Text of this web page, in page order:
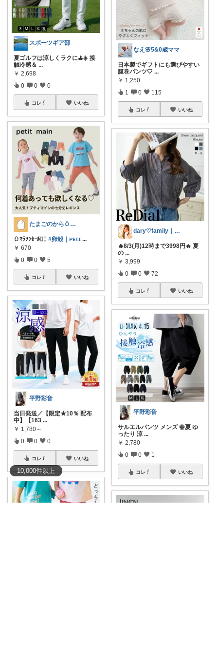
10,000件以上
スポーツギア部
夏ゴルフは涼しくラクに⛳️☀️ 接
触冷感＆ ...
￥ 2,698
0 0 0
コレ いいね
たまごのから🥚ラクに暮らす┊︎育児
🥚ﾏﾗｿﾝｾｰﾙ❤️‍🔥 #卵殻｜ᴘᴇᴛɪ ...
￥ 670
0 0 5
コレ いいね
平野彩音
当日発送／【限定★10％ 配布
中】【163 ...
￥ 1,780～
0 0 0
コレ いいね
なえ🌸5&0歳ママ
日本製でギフトにも選びやすい
腹巻パンツ🤍 ...
￥ 1,250
1 0 115
コレ いいね
dary♡family｜厳選アイテム✨
🔥8/3(月)12時まで3998円🔥 夏
の ...
￥ 3,999
0 0 72
コレ いいね
平野彩音
サルエルパンツ メンズ 春夏 ゆ
ったり 涼 ...
￥ 2,780
0 0 1
コレ いいね